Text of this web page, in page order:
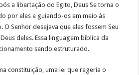
a libertação do Egito, Deus Se torna o
por eles e guiando-os em meio às
Senhor desejava que eles fossem Seu
deles. Essa linguagem bíblica da
sendo estruturado.
constituição, uma lei que regeria o